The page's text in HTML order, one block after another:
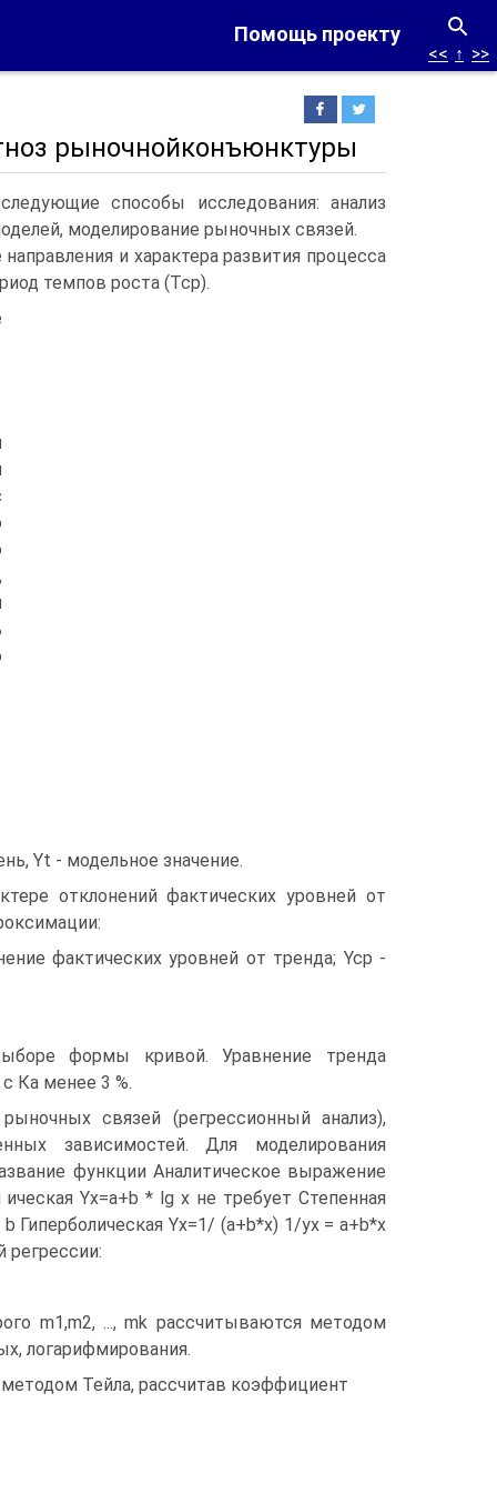
Помощь проекту
<< ↑ >>
рыночнойконъюнктуры
способы исследования: анализ
моделирование рыночных связей.
и характера развития процесса
темпов роста (Тср).
Yt - модельное значение.
отклонений фактических уровней от
фактических уровней от тренда; Ycp -
формы кривой. Уравнение тренда
Ка менее 3 %.
связей (регрессионный анализ),
зависимостей. Для моделирования
функции Аналитическое выражение
Yx=a+b * lg x не требует Степенная
Гиперболическая Yx=1/ (a+b*x) 1/yx = a+b*x
m1,m2, ..., mk рассчитываются методом
логарифмирования.
Тейла, рассчитав коэффициент